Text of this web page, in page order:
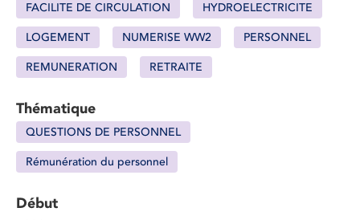
FACILITE DE CIRCULATION HYDROELECTRICITE
LOGEMENT NUMERISE WW2 PERSONNEL
REMUNERATION RETRAITE
Thématique
QUESTIONS DE PERSONNEL
Rémunération du personnel
Début